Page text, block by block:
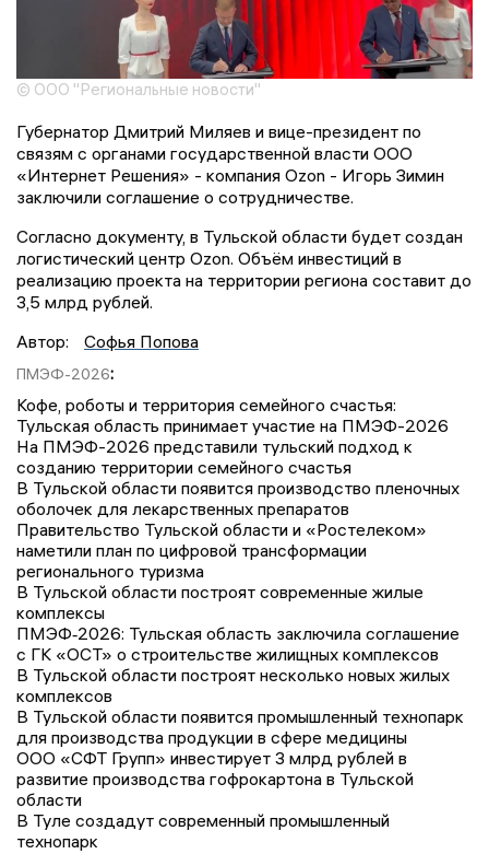
© ООО "Региональные новости"
Губернатор Дмитрий Миляев и вице-президент по
связям с органами государственной власти ООО
«Интернет Решения» - компания Ozon - Игорь Зимин
заключили соглашение о сотрудничестве.
Согласно документу, в Тульской области будет создан
логистический центр Ozon. Объём инвестиций в
реализацию проекта на территории региона составит до
3,5 млрд рублей.
Автор:
Софья Попова
ПМЭФ-2026:
Кофе, роботы и территория семейного счастья:
Тульская область принимает участие на ПМЭФ-2026
На ПМЭФ-2026 представили тульский подход к
созданию территории семейного счастья
В Тульской области появится производство пленочных
оболочек для лекарственных препаратов
Правительство Тульской области и «Ростелеком»
наметили план по цифровой трансформации
регионального туризма
В Тульской области построят современные жилые
комплексы
ПМЭФ‑2026: Тульская область заключила соглашение
с ГК «ОСТ» о строительстве жилищных комплексов
В Тульской области построят несколько новых жилых
комплексов
В Тульской области появится промышленный технопарк
для производства продукции в сфере медицины
ООО «СФТ Групп» инвестирует 3 млрд рублей в
развитие производства гофрокартона в Тульской
области
В Туле создадут современный промышленный
технопарк